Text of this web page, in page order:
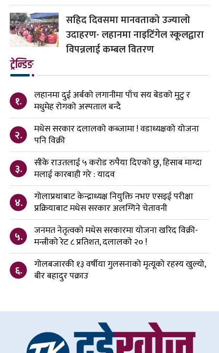
सहिद दिवसमा मानवताको उज्यालो
उदाहरण- लहानमा नाइटिंगेल स्कूलद्वारा
विपन्नलाई कम्बल वितरण
ट्रेन्डिङ
१.
लहानमा दुई अर्बको लगानीमा पाँच सय बेडको मुटु र
मधुमेह रोगको अस्पताल बन्दै
२.
मधेस सरकार दलालको कब्जामा ! वडाध्यक्षको योजना
पनि विक्री
३.
सीके राउतलाई ५ करोड रुपैया दिएको छु, हिसाब माग्दा
मलाई कारबाही गरे : यादव
४.
गोलाप्रथाबाट केन्द्राध्यक्ष नियुक्ति नभए एसइई परीक्षा
प्रक्रियाबाट मधेस सरकार अलग्गिने चेतावनी
५.
जनमत नेतृत्वको मधेस सरकारमा योजना खरिद विक्री-
मन्त्रीको रेट ८ प्रतिशत, दलालको २० !
६.
गोलबजारकी १३ वर्षीया गुलसनाको मृत्यूको रहस्य खुल्यो,
बीर बहादुर पक्राउ